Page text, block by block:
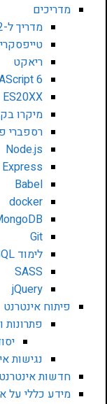
מדריכים
מדריך ל-ESP32 לילדים ולהורים מאפס
ריאקט
6
ES20XX
מיקרו
רספברי
Node.js
Express
Babel
docker
Git
לימוד MySQL
SASS
jQuery
פיתוח אינטרנט
פתרונות
נגישות
חדשות אינטרנט
מידע כללי על